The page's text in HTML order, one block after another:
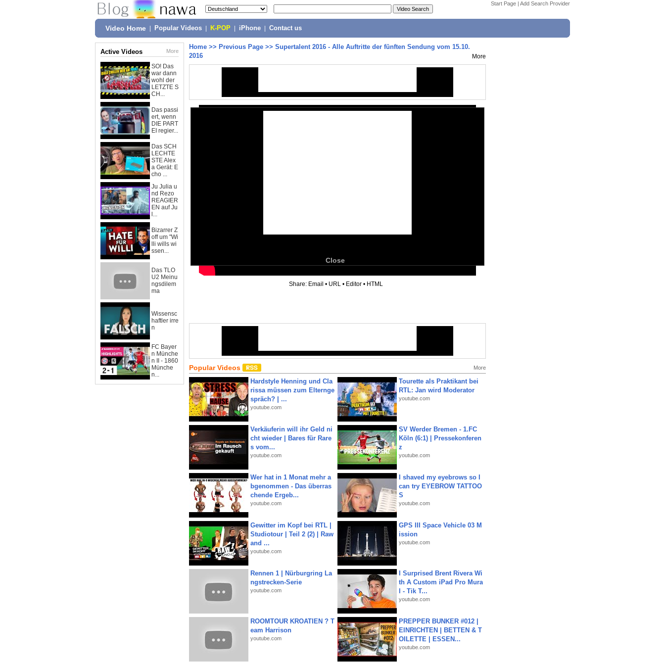
Start Page | Add Search Provider
Video Home Popular Videos K-POP iPhone Contact us
Active Videos More
SO! Das
war dann
wohl der
LETZTE S
CH...
Das passi
ert, wenn
DIE PART
EI regier...
Das SCH
LECHTE
STE Alex
a Gerät: E
cho ...
Ju Julia u
nd Rezo
REAGIER
EN auf Ju
l...
Bizarrer Z
off um "Wi
lli wills wi
ssen...
Das TLO
U2 Meinu
ngsdilem
ma
Wissensc
haftler irre
n
FC Bayer
n Münche
n II - 1860
Münche
n...
Home >> Previous Page >> Supertalent 2016 - Alle Auftritte der fünften Sendung vom 15.10.
2016
More
Close
Share: Email • URL • Editor • HTML
Popular Videos More
Hardstyle Henning und Cla
rissa müssen zum Elternge
spräch? | ...
youtube.com
Tourette als Praktikant bei
RTL: Jan wird Moderator
youtube.com
Verkäuferin will ihr Geld ni
cht wieder | Bares für Rare
s vom...
youtube.com
SV Werder Bremen - 1.FC
Köln (6:1) | Pressekonferen
z
youtube.com
Wer hat in 1 Monat mehr a
bgenommen - Das überras
chende Ergeb...
youtube.com
I shaved my eyebrows so I
can try EYEBROW TATTOO
S
youtube.com
Gewitter im Kopf bei RTL |
Studiotour | Teil 2 (2) | Raw
and ...
youtube.com
GPS III Space Vehicle 03 M
ission
youtube.com
Rennen 1 | Nürburgring La
ngstrecken-Serie
youtube.com
I Surprised Brent Rivera Wi
th A Custom iPad Pro Mura
l - Tik T...
youtube.com
ROOMTOUR KROATIEN ? T
eam Harrison
youtube.com
PREPPER BUNKER #012 |
EINRICHTEN | BETTEN & T
OILETTE | ESSEN...
youtube.com